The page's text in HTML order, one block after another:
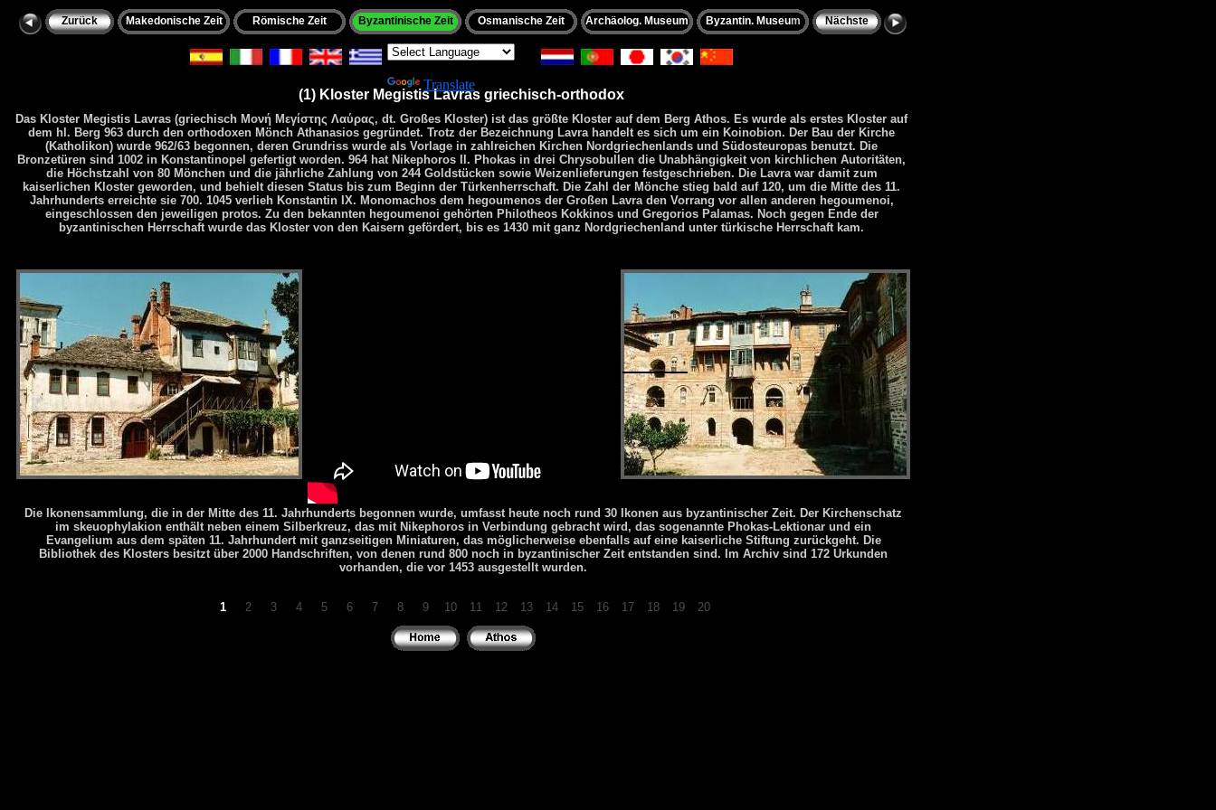
Nächste
Zurück Makedonische Zeit Römische Zeit Byzantinische Zeit Osmanische Zeit Archäolog. Museum Byzantin. Museum
Das Kloster Megistis Lavras (griechisch Μονή Μεγίστης Λαύρας, dt. Großes Kloster) ist das größte Kloster auf dem Berg Athos. Es wurde als erstes Kloster auf
dem hl. Berg 963 durch den orthodoxen Mönch Athanasios gegründet. Trotz der Bezeichnung Lavra handelt es sich um ein Koinobion. Der Bau der Kirche
(Katholikon) wurde 962/63 begonnen, deren Grundriss wurde als Vorlage in zahlreichen Kirchen Nordgriechenlands und Südosteuropas benutzt. Die
Bronzetüren sind 1002 in Konstantinopel gefertigt worden. 964 hat Nikephoros II. Phokas in drei Chrysobullen die Unabhängigkeit von kirchlichen Autoritäten,
die Höchstzahl von 80 Mönchen und die jährliche Zahlung von 244 Goldstücken sowie Weizenlieferungen festgeschrieben. Die Lavra war damit zum
kaiserlichen Kloster geworden, und behielt diesen Status bis zum Beginn der Türkenherrschaft. Die Zahl der Mönche stieg bald auf 120, um die Mitte des 11.
Jahrhunderts erreichte sie 700. 1045 verlieh Konstantin IX. Monomachosdem hegoumenosder Großen Lavra den Vorrang vor allen anderen hegoumenoi,
eingeschlossen den jeweiligen protos. Zu den bekannten hegoumenoi gehörten Philotheos Kokkinosund Gregorios Palamas. Noch gegen Ende der
byzantinischen Herrschaft wurde das Kloster von den Kaisern gefördert, bis es 1430 mit ganz Nordgriechenland unter türkische Herrschaft kam.
Die Ikonensammlung, die in der Mitte des 11. Jahrhunderts begonnen wurde, umfasst heute noch rund 30 Ikonen aus byzantinischer Zeit. Der Kirchenschatz
im skeuophylakion enthält neben einem Silberkreuz, das mit Nikephoros in Verbindung gebracht wird, das sogenannte Phokas- Lektionar und ein
Evangelium aus dem späten 11. Jahrhundert mit ganzseitigen Miniaturen, das möglicherweise ebenfalls auf eine kaiserliche Stiftung zurückgeht. Die
Bibliothek des Klosters besitzt über 2000 Handschriften, von denen rund 800 noch in byzantinischer Zeit entstanden sind. Im Archiv sind 172 Urkunden
vorhanden, die vor 1453 ausgestellt wurden.
(1) Kloster Megistis Lavras griechisch-orthodox
Translate
1 2 3 4 5 6 7 8 9 10 11 12 13 14 15 16 17 18 19 20